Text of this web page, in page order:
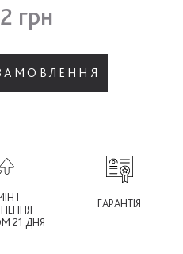
грн
І
21 ДНЯ
ГАРАНТІЯ